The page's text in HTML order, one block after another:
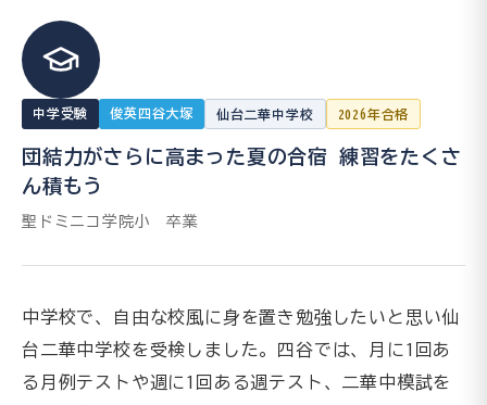
中学受験 俊英四谷大塚 仙台二華中学校 2026年合格
団結力がさらに高まった夏の合宿 練習をたくさ
ん積もう
聖ドミニコ学院小 卒業
中学校で、自由な校風に身を置き勉強したいと思い仙
台二華中学校を受検しました。四谷では、月に1回あ
る月例テストや週に1回ある週テスト、二華中模試を